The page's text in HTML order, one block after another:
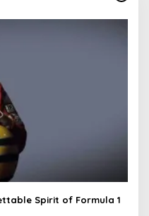
Spirit of Formula 1